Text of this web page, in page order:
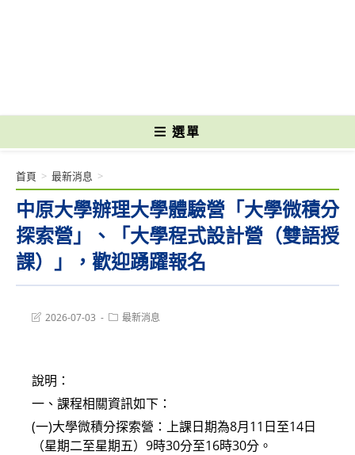
選單
中原大學辦理大學體驗營「大學微積分
探索營」、「大學程式設計營（雙語授
課）」，歡迎踴躍報名
首頁 > 最新消息 >
Post2026-07-03
Post最新消息
說明：
一、課程相關資訊如下：
(一)大學微積分探索營：上課日期為8月11日至14日
（星期二至星期五）9時30分至16時30分。